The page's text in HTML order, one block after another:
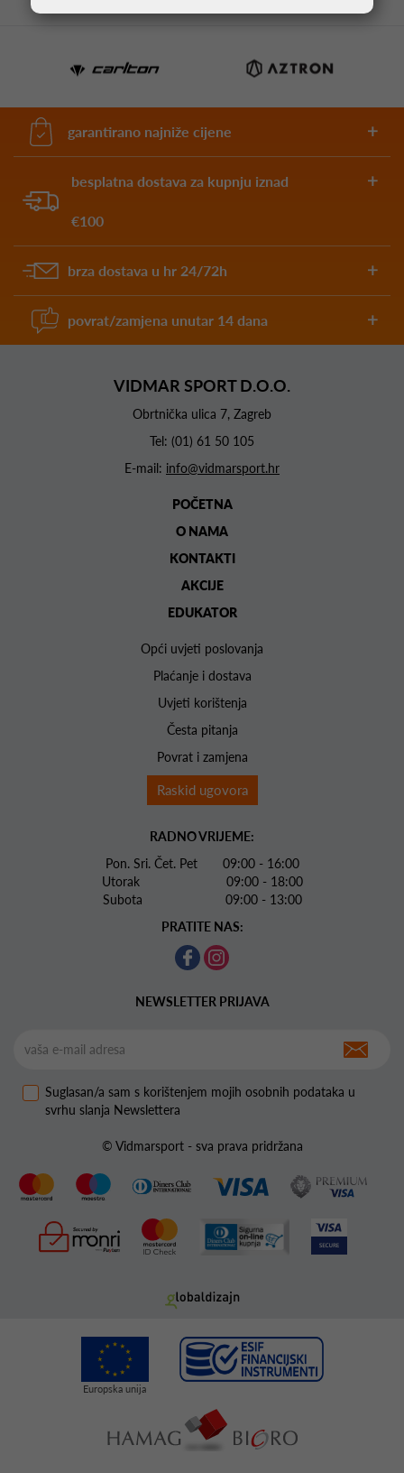
garantirano najniže cijene
besplatna dostava za kupnju iznad
€100
brza dostava u hr 24/72h
povrat/zamjena unutar 14 dana
VIDMAR SPORT D.O.O.
Obrtnička ulica 7, Zagreb
Tel: (01) 61 50 105
E-mail: info@vidmarsport.hr
POČETNA
O NAMA
KONTAKTI
AKCIJE
EDUKATOR
Opći uvjeti poslovanja
Plaćanje i dostava
Uvjeti korištenja
Česta pitanja
Povrat i zamjena
Raskid ugovora
RADNO VRIJEME:
Pon. Sri. Čet. Pet 09:00 - 16:00
Utorak 09:00 - 18:00
Subota 09:00 - 13:00
PRATITE NAS:
NEWSLETTER PRIJAVA
Suglasan/a sam s korištenjem mojih osobnih podataka u
svrhu slanja Newslettera
© Vidmarsport - sva prava pridržana